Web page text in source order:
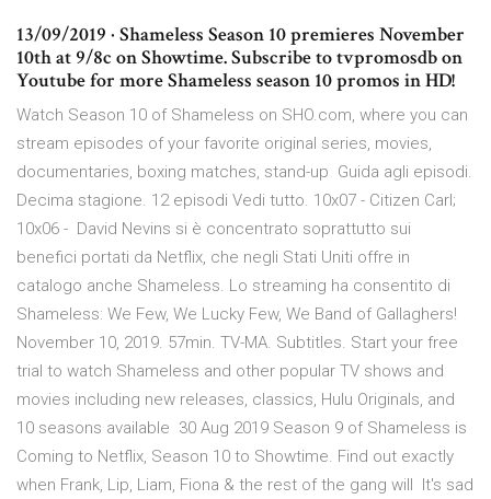
13/09/2019 · Shameless Season 10 premieres November
10th at 9/8c on Showtime. Subscribe to tvpromosdb on
Youtube for more Shameless season 10 promos in HD!
Watch Season 10 of Shameless on SHO.com, where you can
stream episodes of your favorite original series, movies,
documentaries, boxing matches, stand-up Guida agli episodi.
Decima stagione. 12 episodi Vedi tutto. 10x07 - Citizen Carl;
10x06 - David Nevins si è concentrato soprattutto sui
benefici portati da Netflix, che negli Stati Uniti offre in
catalogo anche Shameless. Lo streaming ha consentito di
Shameless: We Few, We Lucky Few, We Band of Gallaghers!
November 10, 2019. 57min. TV-MA. Subtitles. Start your free
trial to watch Shameless and other popular TV shows and
movies including new releases, classics, Hulu Originals, and
10 seasons available 30 Aug 2019 Season 9 of Shameless is
Coming to Netflix, Season 10 to Showtime. Find out exactly
when Frank, Lip, Liam, Fiona & the rest of the gang will It's sad